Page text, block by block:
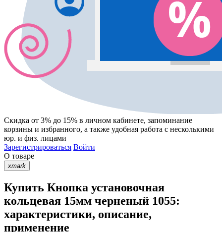
Скидка от 3% до 15% в личном кабинете, запоминание
корзины и избранного, а также удобная работа с несколькими
юр. и физ. лицами
Зарегистрироваться Войти
О товаре
xmark
Купить Кнопка установочная
кольцевая 15мм черненый 1055:
характеристики, описание,
применение